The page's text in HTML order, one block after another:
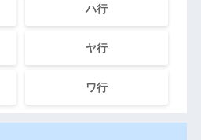
ハ行
ヤ行
ワ行